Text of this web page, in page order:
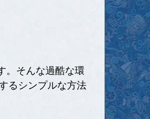
。そんな過酷な環
るシンプルな方法